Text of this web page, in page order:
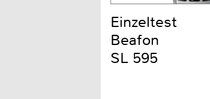
Einzeltest
Beafon
SL 595